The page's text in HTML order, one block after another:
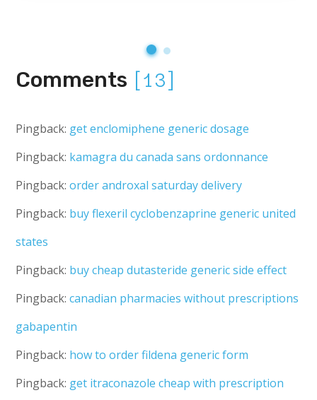
Comments [13]
Pingback: get enclomiphene generic dosage
Pingback: kamagra du canada sans ordonnance
Pingback:order androxal saturday delivery
Pingback: buy flexeril cyclobenzaprine generic united
states
Pingback: buy cheap dutasteride generic side effect
Pingback:canadian pharmacies without prescriptions
gabapentin
Pingback: how to order fildena generic form
Pingback: get itraconazole cheap with prescription